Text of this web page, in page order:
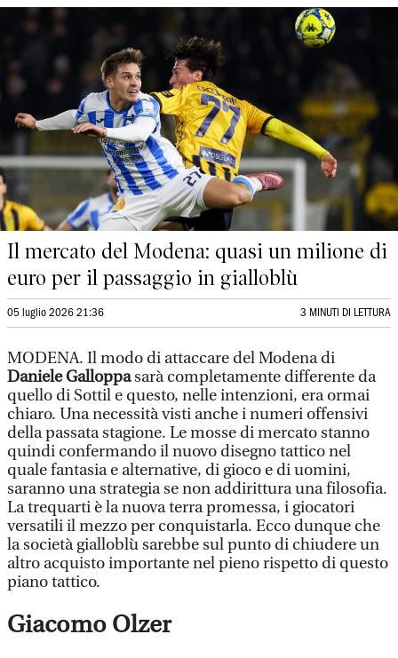
Il mercato del Modena: quasi un milione di
euro per il passaggio in gialloblù
05 luglio 2026 21:36 3 MINUTI DI LETTURA
MODENA. Il modo di attaccare del Modena di
Daniele Galloppasarà completamente differente da
quello di Sottil e questo, nelle intenzioni, era ormai
chiaro. Una necessità visti anche i numeri offensivi
della passata stagione. Le mosse di mercato stanno
quindi confermando il nuovo disegno tattico nel
quale fantasia e alternative, di gioco e di uomini,
saranno una strategia se non addirittura una filosofia.
La trequarti è la nuova terra promessa, i giocatori
versatili il mezzo per conquistarla. Ecco dunque che
la società gialloblù sarebbe sul punto di chiudere un
altro acquisto importante nel pieno rispetto di questo
piano tattico.
Giacomo Olzer